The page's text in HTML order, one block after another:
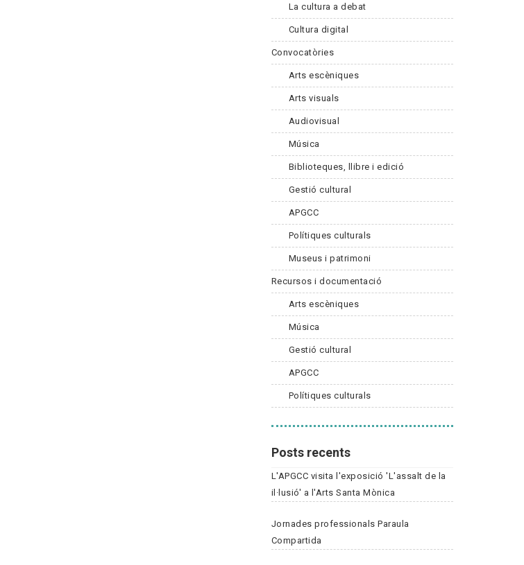
La cultura a debat
Cultura digital
Convocatòries
Arts escèniques
Arts visuals
Audiovisual
Música
Biblioteques, llibre i edició
Gestió cultural
APGCC
Polítiques culturals
Museus i patrimoni
Recursos i documentació
Arts escèniques
Música
Gestió cultural
APGCC
Polítiques culturals
Posts recents
L'APGCC visita l'exposició 'L'assalt de la
il·lusió' a l'Arts Santa Mònica
Jornades professionals Paraula
Compartida